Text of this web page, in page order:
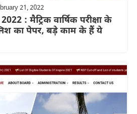
21, 2022
: मैट्रिक वार्षिक परीक्षा के
का पेपर, बड़े काम के हैं ये